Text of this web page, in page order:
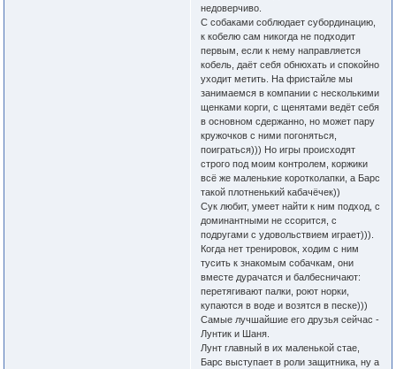
недоверчиво.
С собаками соблюдает субординацию,
к кобелю сам никогда не подходит
первым, если к нему направляется
кобель, даёт себя обнюхать и спокойно
уходит метить. На фристайле мы
занимаемся в компании с несколькими
щенками корги, с щенятами ведёт себя
в основном сдержанно, но может пару
кружочков с ними погоняться,
поиграться))) Но игры происходят
строго под моим контролем, коржики
всё же маленькие коротколапки, а Барс
такой плотненький кабачёчек))
Сук любит, умеет найти к ним подход, с
доминантными не ссорится, с
подругами с удовольствием играет))).
Когда нет тренировок, ходим с ним
тусить к знакомым собачкам, они
вместе дурачатся и балбесничают:
перетягивают палки, роют норки,
купаются в воде и возятся в песке)))
Самые лучшайшие его друзья сейчас -
Лунтик и Шаня.
Лунт главный в их маленькой стае,
Барс выступает в роли защитника, ну а